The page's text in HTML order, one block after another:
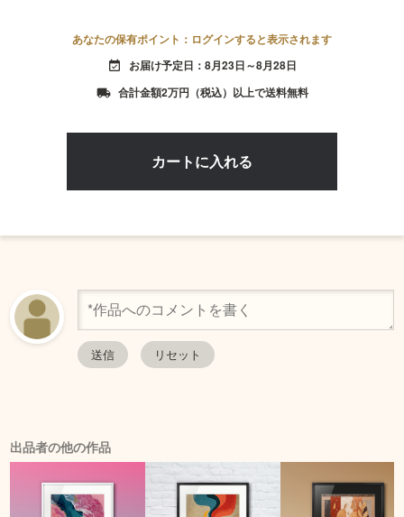
あなたの保有ポイント：ログインすると表示されます
event_available お届け予定日：8月23日～8月28日
local_shipping 合計金額2万円（税込）以上で送料無料
出品者の他の作品